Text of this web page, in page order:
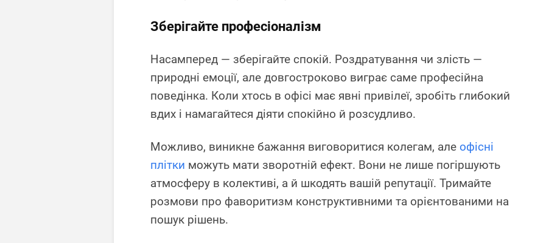
Зберігайте професіоналізм
Насамперед — зберігайте спокій. Роздратування чи злість —
природні емоції, але довгостроково виграє саме професійна
поведінка. Коли хтось в офісі має явні привілеї, зробіть глибокий
вдих і намагайтеся діяти спокійно й розсудливо.
Можливо, виникне бажання виговоритися колегам, але офісні
плітки можуть мати зворотній ефект. Вони не лише погіршують
атмосферу в колективі, а й шкодять вашій репутації. Тримайте
розмови про фаворитизм конструктивними та орієнтованими на
пошук рішень.